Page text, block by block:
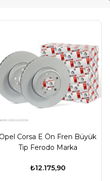
Opel Corsa E Ön Fren Büyük
Tip Ferodo Marka
₺12.175,90